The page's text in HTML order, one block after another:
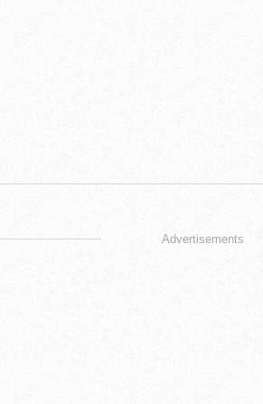
Advertisements